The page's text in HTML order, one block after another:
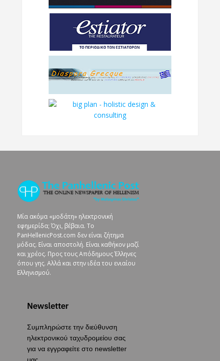
Μία ακόμα «μοδάτη» ηλεκτρονική
εφημερίδα; Όχι, βέβαια. To
PanHellenicPost.com δεν είναι ζήτημα
μόδας. Είναι αποστολή. Είναι καθήκον μαζί
και χρέος. Προς τους Απόδημους Έλληνες
όπου γης. Αλλά και στην ιδέα του ενιαίου
Ελληνισμού.
Newsletter
Συμπληρώστε την διεύθυνση
ηλεκτρονικού ταχυδρομείου σας
για να εγγραφείτε στο newsletter